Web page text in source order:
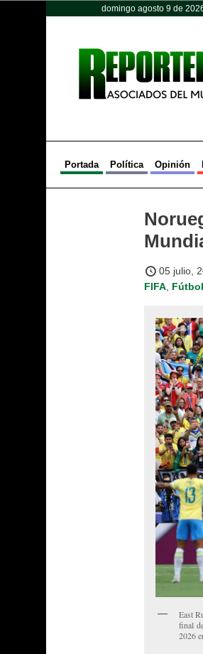
domingo agosto 9 de
Portada Política Opinión
05 julio,
FIFA, Fútbol
East
final
2026
Opinión